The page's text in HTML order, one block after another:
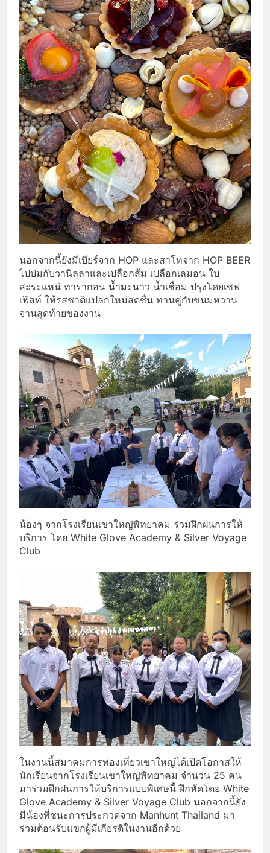
นอกจากนี้ยังมีเบียร์จาก HOP และสาโทจาก HOP BEER
ไปบ่มกับวานิลลาและเปลือกส้ม เปลือกเลมอน ใบ
สะระแหน่ ทารากอน น้ำมะนาว น้ำเชื่อม ปรุงโดยเชฟ
เฟิสท์ ให้รสชาติแปลกใหม่สดชื่น ทานคู่กับขนมหวาน
จานสุดท้ายของงาน
น้องๆ จากโรงเรียนเขาใหญ่พิทยาคม ร่วมฝึกฝนการให้
บริการ โดย White Glove Academy & Silver Voyage
Club
ในงานนี้สมาคมการท่องเที่ยวเขาใหญ่ได้เปิดโอกาสให้
นักเรียนจากโรงเรียนเขาใหญ่พิทยาคม จำนวน 25 คน
มาร่วมฝึกฝนการให้บริการแบบพิเศษนี้ ฝึกหัดโดย White
Glove Academy & Silver Voyage Club นอกจากนี้ยัง
มีน้องที่ชนะการประกวดจาก Manhunt Thailand มา
ร่วมต้อนรับแขกผู้มีเกียรติในงานอีกด้วย